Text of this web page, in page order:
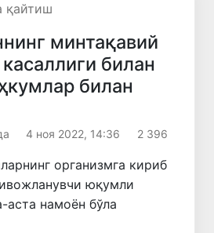
қайтиш
минтақавий
билан
билан
4 ноя 2022, 14:36 2 396
организмга кириб
юқумли
аста намоён бўла